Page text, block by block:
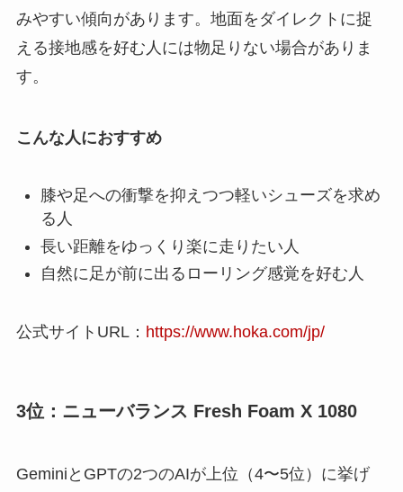
みやすい傾向があります。地面をダイレクトに捉
える接地感を好む人には物足りない場合がありま
す。
こんな人におすすめ
膝や足への衝撃を抑えつつ軽いシューズを求め
る人
長い距離をゆっくり楽に走りたい人
自然に足が前に出るローリング感覚を好む人
公式サイトURL： https://www.hoka.com/jp/
3位：ニューバランス Fresh Foam X 1080
GeminiとGPTの2つのAIが上位（4〜5位）に挙げ